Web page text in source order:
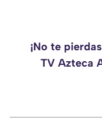
¡No te
TV Azteca